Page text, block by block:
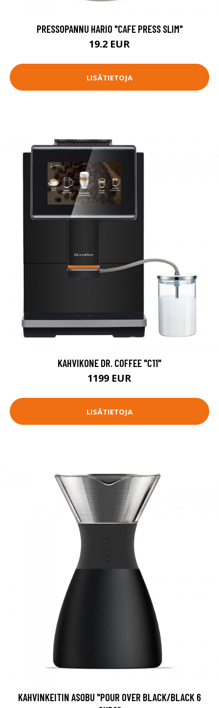
PRESSOPANNU HARIO "CAFE PRESS SLIM"
19.2 EUR
LISÄTIETOJA
KAHVIKONE DR. COFFEE "C11"
1199 EUR
LISÄTIETOJA
KAHVINKEITIN ASOBU "POUR OVER BLACK/BLACK 6